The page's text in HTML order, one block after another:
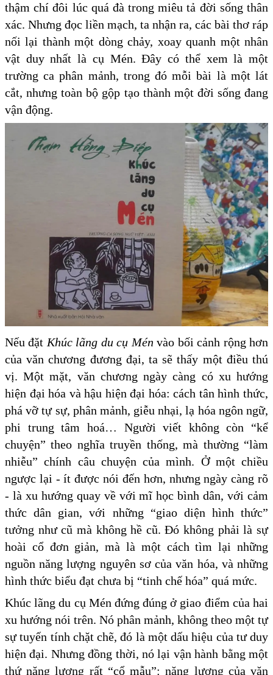
thậm chí đôi lúc quá đà trong miêu tả đời sống thân
xác. Nhưng đọc liền mạch, ta nhận ra, các bài thơ ráp
nối lại thành một dòng chảy, xoay quanh một nhân
vật duy nhất là cụ Mén. Đây có thể xem là một
trường ca phân mảnh, trong đó mỗi bài là một lát
cắt, nhưng toàn bộ gộp tạo thành một đời sống đang
vận động.
Nếu đặt Khúc lãng du cụ Mén vào bối cảnh rộng hơn
của văn chương đương đại, ta sẽ thấy một điều thú
vị. Một mặt, văn chương ngày càng có xu hướng
hiện đại hóa và hậu hiện đại hóa: cách tân hình thức,
phá vỡ tự sự, phân mảnh, giễu nhại, lạ hóa ngôn ngữ,
phi trung tâm hoá… Người viết không còn “kể
chuyện” theo nghĩa truyền thống, mà thường “làm
nhiễu” chính câu chuyện của mình. Ở một chiều
ngược lại - ít được nói đến hơn, nhưng ngày càng rõ
- là xu hướng quay về với mĩ học bình dân, với cảm
thức dân gian, với những “giao diện hình thức”
tưởng như cũ mà không hề cũ. Đó không phải là sự
hoài cổ đơn giản, mà là một cách tìm lại những
nguồn năng lượng nguyên sơ của văn hóa, và những
hình thức biểu đạt chưa bị “tinh chế hóa” quá mức.
Khúc lãng du cụ Mén đứng đúng ở giao điểm của hai
xu hướng nói trên. Nó phân mảnh, không theo một tự
sự tuyến tính chặt chẽ, đó là một dấu hiệu của tư duy
hiện đại. Nhưng đồng thời, nó lại vận hành bằng một
thứ năng lượng rất “cổ mẫu”: năng lượng của văn